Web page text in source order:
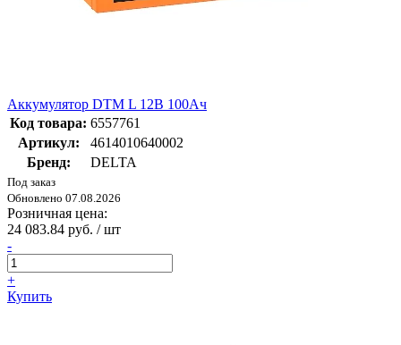
Аккумулятор DTM L 12В 100Ач
Код товара: 6557761
Артикул:
4614010640002
Бренд:
DELTA
Под заказ
Обновлено 07.08.2026
Розничная цена:
24 083.84 руб. / шт
-
+
Купить